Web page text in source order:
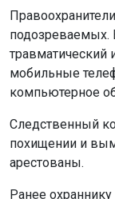
Следственный
похищении и
арестованы.
Ранее